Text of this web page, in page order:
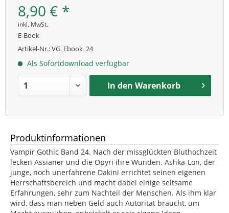
8,90 € *
inkl. MwSt.
E-Book
Artikel-Nr.:VG_Ebook_24
Als Sofortdownload verfügbar
In den Warenkorb
Produktinformationen
Vampir Gothic Band 24. Nach der missglückten Bluthochzeit
lecken Assianer und die Opyri ihre Wunden. Ashka-Lon, der
junge, noch unerfahrene Dakini errichtet seinen eigenen
Herrschaftsbereich und macht dabei einige seltsame
Erfahrungen, sehr zum Nachteil der Menschen. Als ihm klar
wird, dass man neben Geld auch Autorität braucht, um